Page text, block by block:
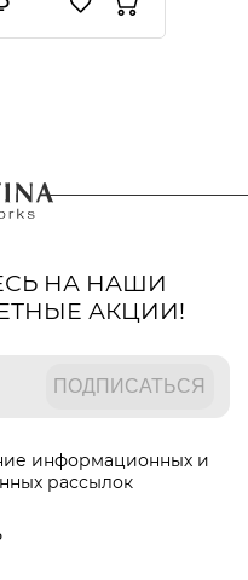
НА НАШИ
АКЦИИ!
информационных и
рассылок